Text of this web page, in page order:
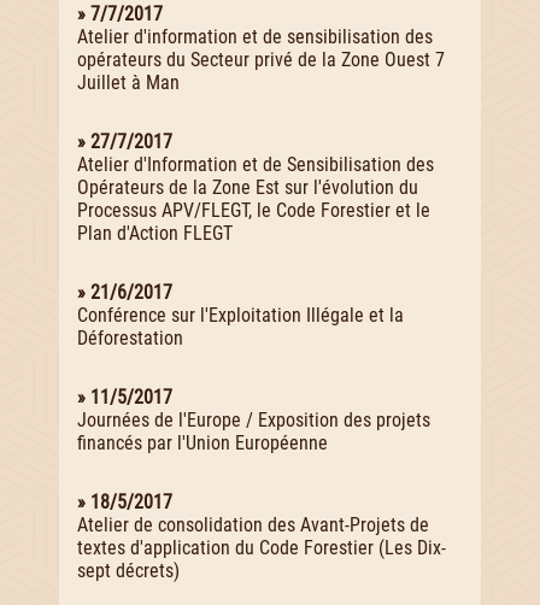
» 7/7/2017
Atelier d'information et de sensibilisation des
opérateurs du Secteur privé de la Zone Ouest 7
Juillet à Man
» 27/7/2017
Atelier d'Information et de Sensibilisation des
Opérateurs de la Zone Est sur l'évolution du
Processus APV/FLEGT, le Code Forestier et le
Plan d'Action FLEGT
» 21/6/2017
Conférence sur l'Exploitation Illégale et la
Déforestation
» 11/5/2017
Journées de l'Europe / Exposition des projets
financés par l'Union Européenne
» 18/5/2017
Atelier de consolidation des Avant-Projets de
textes d'application du Code Forestier (Les Dix-
sept décrets)